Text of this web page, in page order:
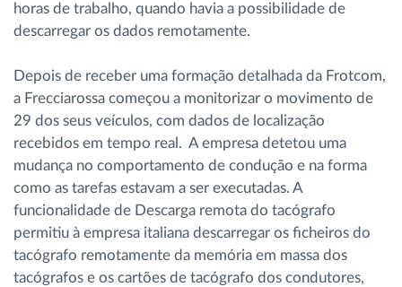
horas de trabalho, quando havia a possibilidade de
descarregar os dados remotamente.
Depois de receber uma formação detalhada da Frotcom,
a Frecciarossa começou a monitorizar o movimento de
29 dos seus veículos, com dados de localização
recebidos em tempo real. A empresa detetou uma
mudança no comportamento de condução e na forma
como as tarefas estavam a ser executadas. A
funcionalidade de Descarga remota do tacógrafo
permitiu à empresa italiana descarregar os ficheiros do
tacógrafo remotamente da memória em massa dos
tacógrafos e os cartões de tacógrafo dos condutores,